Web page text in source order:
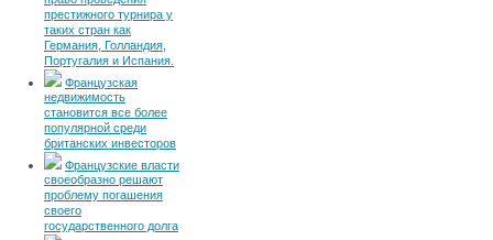
престижного турнира у
таких стран как
Германия, Голландия,
Португалия и Испания.
Французская
недвижимость
становится все более
популярной среди
британских инвесторов
Французские власти
своеобразно решают
проблему погашения
своего
государственного долга